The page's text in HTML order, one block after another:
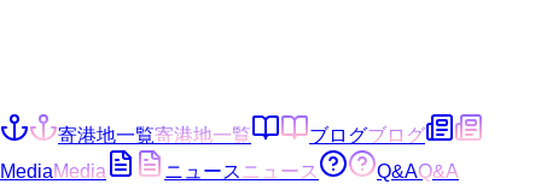
寄港地一覧寄港地一覧 ブログブログ
MediaMedia ニュース ニュース Q&AQ&A